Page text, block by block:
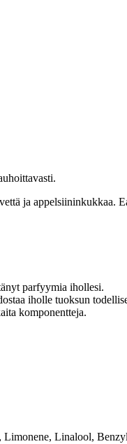
ja appelsiininkukkaa.
parfyymia ihollesi.
iholle tuoksun
komponentteja.
Linalool,